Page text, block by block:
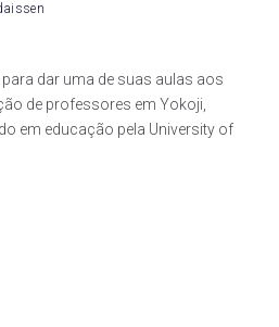
dar uma de suas aulas aos
de professores em Yokoji,
em educação pela University of